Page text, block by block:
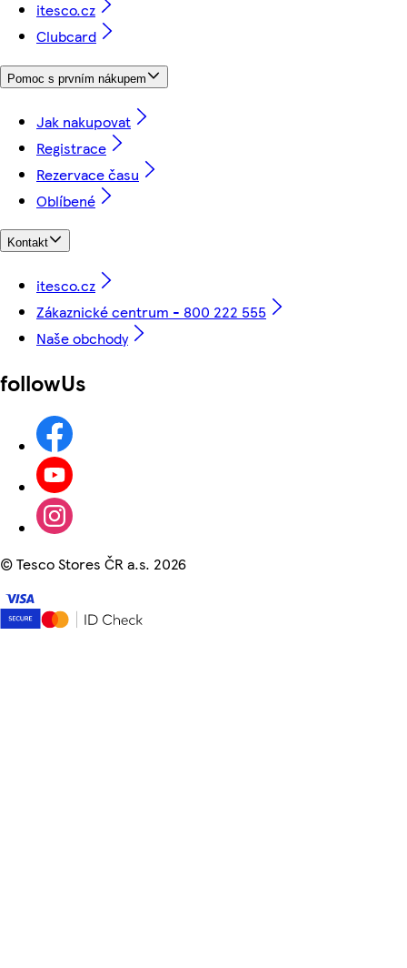
itesco.cz
Clubcard
Pomoc s prvním nákupem
Jak nakupovat
Registrace
Rezervace času
Oblíbené
Kontakt
itesco.cz
Zákaznické centrum - 800 222 555
Naše obchody
followUs
©Tesco Stores ČR a.s. 2026